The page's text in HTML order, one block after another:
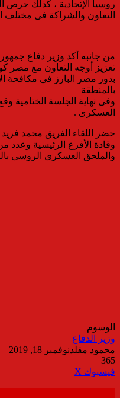
روسيا الإتحادية ، كذلك حرص
التعاون والشراكة فى مختلف
من جانبه أكد وزير دفاع
تعزيز أوجه التعاون مع مصر
بدور مصر البارز فى مكافحة
بالمنطقة
وفى نهاية الجلسة الختامية
العسكرى .
حضر اللقاء الفريق محمد
وقادة الأفرع الرئيسية وعدد
والملحق العسكرى الروسى
الوسوم
وزير الدفاع
محمود مقلدنوفمبر 18, 2019
365
فيسبوك ‫X